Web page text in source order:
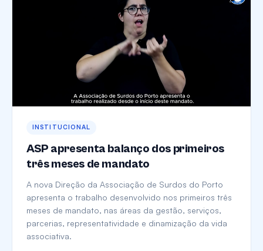
INSTITUCIONAL
ASP apresenta balanço dos primeiros
três meses de mandato
A nova Direção da Associação de Surdos do Porto
apresenta o trabalho desenvolvido nos primeiros três
meses de mandato, nas áreas da gestão, serviços,
parcerias, representatividade e dinamização da vida
associativa.